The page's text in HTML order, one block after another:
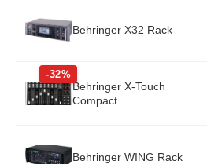
Behringer X32 Rack
-32%
Behringer X-Touch
Compact
Behringer WING Rack